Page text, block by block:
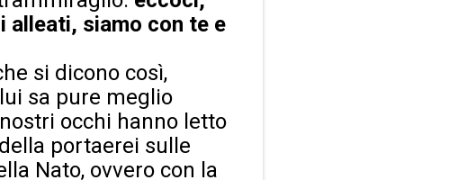
alleati, siamo con te e
si dicono così,
sa pure meglio
occhi hanno letto
portaerei sulle
Nato, ovvero con la